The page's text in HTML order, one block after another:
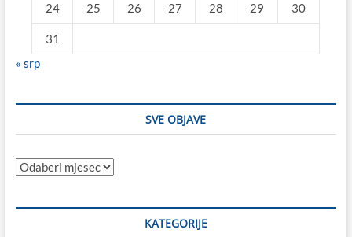
24 25 26 27 28 29 30
31
« srp
SVE OBJAVE
Sve
KATEGORIJE